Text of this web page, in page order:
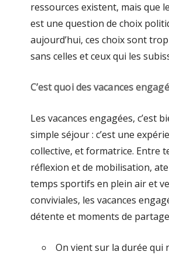
ressources existent, mais que
est une question de choix
aujourd’hui, ces choix sont
sans celles et ceux qui les
C’est quoi des vacances
Les vacances engagées, c’est
simple séjour : c’est une
collective, et formatrice. Entre
réflexion et de mobilisation,
temps sportifs en plein air et
conviviales, les vacances
détente et moments de
On vient sur la durée qui